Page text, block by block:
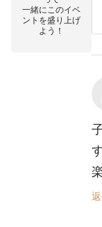
一緒にこのイベ
ントを盛り上げ
よう！